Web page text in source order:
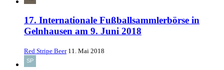
17. Internationale Fußballsammlerbörse in
Gelnhausen am 9. Juni 2018
Red Stripe Beer 11. Mai 2018